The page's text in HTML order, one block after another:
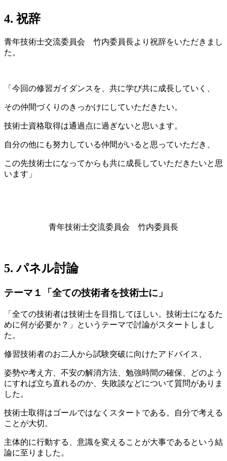
4. 祝辞
青年技術士交流委員会 竹内委員長より祝辞をいただきまし
た。
「今回の修習ガイダンスを、共に学び共に成長していく、
その仲間づくりのきっかけにしていただきたい。
技術士資格取得は通過点に過ぎないと思います。
自分の他にも努力している仲間がいると思っていただき、
この先技術士になってからも共に成長していただきたいと思
います」
青年技術士交流委員会 竹内委員長
5. パネル討論
テーマ１ 「全ての技術者を技術士に」
「全ての技術者は技術士を目指してほしい。技術士になるた
めに何が必要か？」というテーマで討論がスタートしまし
た。
修習技術者のお二人から試験突破に向けたアドバイス、
姿勢や考え方、不安の解消方法、勉強時間の確保、どのよう
にすれば立ち直れるのか、失敗談などについて質問がありま
した。
技術士取得はゴールではなくスタートである。自分で考える
ことが大切。
主体的に行動する、意識を変えることが大事であるという結
論に至りました。